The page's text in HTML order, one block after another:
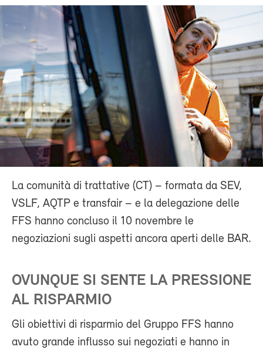
La comunità di trattative (CT) – formata da SEV,
VSLF, AQTP e transfair – e la delegazione delle
FFS hanno concluso il 10 novembre le
negoziazioni sugli aspetti ancora aperti delle BAR.
OVUNQUE SI SENTE LA PRESSIONE
AL RISPARMIO
Gli obiettivi di risparmio del Gruppo FFS hanno
avuto grande influsso sui negoziati e hanno in